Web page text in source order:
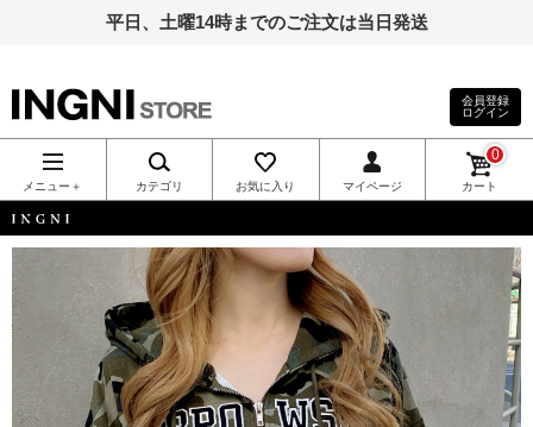
平日、土曜14時までのご注文は当日発送
INGNI（イン
グ）公式通
販｜INGNI
STORE
会員登録
ログイン
メニュー＋ カテゴリ お気に入り マイページ カート
0
INGNI